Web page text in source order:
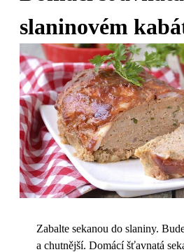
slaninovém
Zabalte sekanou do slaniny.
a chutnější. Domácí šťavnatá